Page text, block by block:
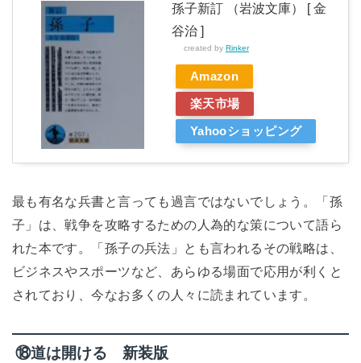
孫子新訂 （岩波文庫） [ 金
谷治 ]
created by Rinker
Amazon
楽天市場
Yahooショッピング
最も有名な兵書と言っても過言ではないでしょう。「孫
子」は、戦争を攻略するための人為的な策について語ら
れた本です。「孫子の兵法」とも言われるその戦略は、
ビジネスやスポーツなど、あらゆる場面で応用が利くと
されており、今なお多くの人々に読まれています。
⑱道は開ける 新装版